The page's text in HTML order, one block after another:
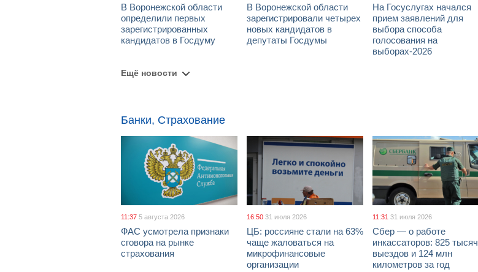
В Воронежской области
определили первых
зарегистрированных
кандидатов в Госдуму
В Воронежской области
зарегистрировали четырех
новых кандидатов в
депутаты Госдумы
На Госуслугах начался
прием заявлений для
выбора способа
голосования на
выборах-2026
Ещё новости
Банки, Страхование
11:37 5 августа 2026
ФАС усмотрела признаки
сговора на рынке
страхования
16:50 31 июля 2026
ЦБ: россияне стали на 63%
чаще жаловаться на
микрофинансовые
организации
11:31 31 июля 2026
Сбер — о работе
инкассаторов: 825 тысяч
выездов и 124 млн
километров за год